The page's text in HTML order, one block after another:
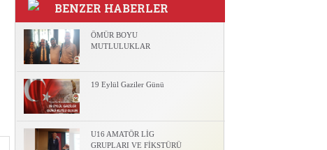
BENZER HABERLER
ÖMÜR BOYU
MUTLULUKLAR
19 Eylül Gaziler Günü
U16 AMATÖR LİG
GRUPLARI VE FİKSTÜRÜ